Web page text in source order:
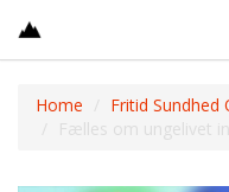
Home
Fritid Sundhed
Fælles om ungelivet